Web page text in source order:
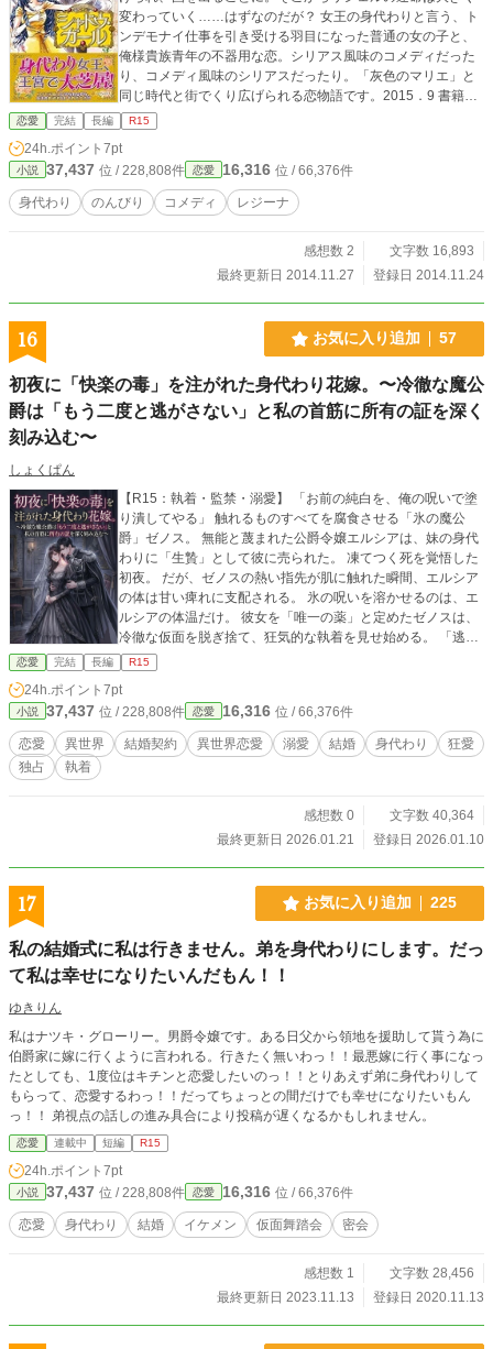
変わっていく……はずなのだが？ 女王の身代わりと言う、ト
ンデモナイ仕事を引き受ける羽目になった普通の女の子と、
俺様貴族青年の不器用な恋。シリアス風味のコメディだった
り、コメディ風味のシリアスだったり。「灰色のマリエ」と
同じ時代と街でくり広げられる恋物語です。2015．9 書籍化
されました。よろしくお願いします。
恋愛 完結 長編 R15
24h.ポイント 7pt
小説 37,437 位 / 228,808件 恋愛 16,316 位 / 66,376件
身代わり のんびり コメディ レジーナ
感想数 2
文字数 16,893
最終更新日 2014.11.27
登録日 2014.11.24
16 お気に入り追加 57
初夜に「快楽の毒」を注がれた身代わり花嫁。〜冷徹な魔公
爵は「もう二度と逃がさない」と私の首筋に所有の証を深く
刻み込む〜
しょくぱん
【R15：執着・監禁・溺愛】 「お前の純白を、俺の呪いで塗
り潰してやる」 触れるものすべてを腐食させる「氷の魔公
爵」ゼノス。 無能と蔑まれた公爵令嬢エルシアは、妹の身代
わりに「生贄」として彼に売られた。 凍てつく死を覚悟した
初夜。 だが、ゼノスの熱い指先が肌に触れた瞬間、エルシア
の体は甘い痺れに支配される。 氷の呪いを溶かせるのは、エ
ルシアの体温だけ。 彼女を「唯一の薬」と定めたゼノスは、
冷徹な仮面を脱ぎ捨て、狂気的な執着を見せ始める。 「逃げ
られると思うな。お前の呼吸も、体温も、一滴の血まで俺の
ものだ」 首筋に刻まれた消えない呪印。五感を奪う贅沢な
檻。 契約の終わりが近づくほど、彼の愛はより深く、より残
酷にエルシアを侵食していき――。 ――救いなんていらな
い。この地獄が、世界で一番甘いから。
恋愛 完結 長編 R15
24h.ポイント 7pt
小説 37,437 位 / 228,808件 恋愛 16,316 位 / 66,376件
恋愛 異世界 結婚契約 異世界恋愛 溺愛 結婚 身代わり
狂愛
独占
執着
感想数 0
文字数 40,364
最終更新日 2026.01.21
登録日 2026.01.10
17 お気に入り追加 225
私の結婚式に私は行きません。弟を身代わりにします。だっ
て私は幸せになりたいんだもん！！
ゆきりん
私はナツキ・グローリー。男爵令嬢です。ある日父から領地を援助して貰う為に
伯爵家に嫁に行くように言われる。行きたく無いわっ！！最悪嫁に行く事になっ
たとしても、1度位はキチンと恋愛したいのっ！！とりあえず弟に身代わりして
もらって、恋愛するわっ！！だってちょっとの間だけでも幸せになりたいもん
っ！！ 弟視点の話しの進み具合により投稿が遅くなるかもしれません。
恋愛 連載中 短編 R15
24h.ポイント 7pt
小説 37,437 位 / 228,808件 恋愛 16,316 位 / 66,376件
恋愛 身代わり 結婚 イケメン 仮面舞踏会 密会
感想数 1
文字数 28,456
最終更新日 2023.11.13
登録日 2020.11.13